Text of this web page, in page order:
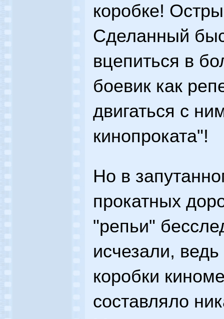
коробке!
Сделанный
вцепиться в
боевик как
двигаться с
кинопроката"!
Но в
прокатных
"репьи"
исчезали,
коробки
составляло